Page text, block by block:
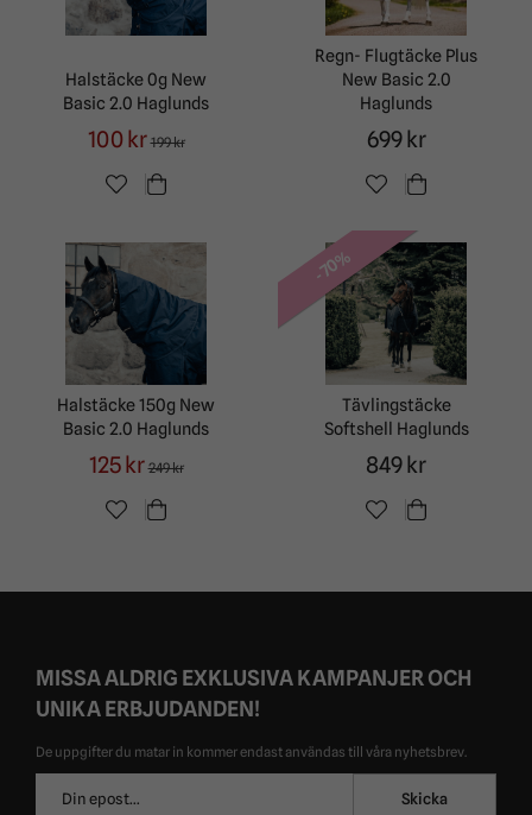
Halstäcke 0g New
Basic 2.0 Haglunds
100 kr 199 kr
Regn- Flugtäcke Plus
New Basic 2.0
Haglunds
699 kr
Halstäcke 150g New
Basic 2.0 Haglunds
125 kr 249 kr
-70%
Tävlingstäcke
Softshell Haglunds
849 kr
MISSA ALDRIG EXKLUSIVA KAMPANJER OCH
UNIKA ERBJUDANDEN!
De uppgifter du matar in kommer endast användas till våra nyhetsbrev.
postadress
Skicka